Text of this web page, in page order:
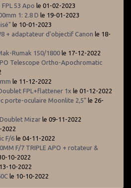
FPL 53 Apo le 01-02-2023
1: 2.8 D le 19-01-2023
le 10-01-2023
+ adaptateur d'objectif Canon le 18-
Rumak 150/1800 le 17-12-2022
Telescope Ortho-Apochromatic
le 11-12-2022
FPL+flattener 1x le 01-12-2022
porte-oculaire Moonlite 2,5" le 26-
Mizar le 09-11-2022
2022
F/6 le 04-11-2022
F/7 TRIPLE APO + rotateur &
10-2022
10-2022
le 10-10-2022